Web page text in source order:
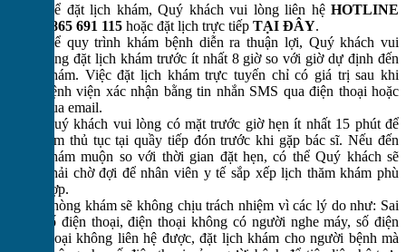
Để đặt lịch khám, Quý khách vui lòng liên hệ HOTLINE
0865 691 115 hoặc đặt lịch trực tiếp TẠI ĐÂY.
Để quy trình khám bệnh diễn ra thuận lợi, Quý khách vui
lòng đặt lịch khám trước ít nhất 8 giờ so với giờ dự định đến
khám. Việc đặt lịch khám trực tuyến chỉ có giá trị sau khi
bệnh viện xác nhận bằng tin nhắn SMS qua điện thoại hoặc
qua email.
Quý khách vui lòng có mặt trước giờ hẹn ít nhất 15 phút để
làm thủ tục tại quầy tiếp đón trước khi gặp bác sĩ. Nếu đến
khám muộn so với thời gian đặt hẹn, có thể Quý khách sẽ
phải chờ đợi để nhân viên y tế sắp xếp lịch thăm khám phù
hợp.
Phòng khám sẽ không chịu trách nhiệm vì các lý do như: Sai
số điện thoại, điện thoại không có người nghe máy, số điện
thoại không liên hệ được, đặt lịch khám cho người bệnh mà